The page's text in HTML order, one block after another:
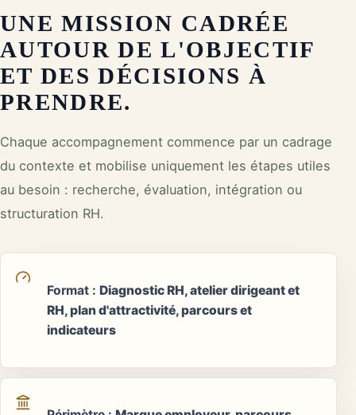
UNE MISSION CADRÉE
AUTOUR DE L'OBJECTIF
ET DES DÉCISIONS À
PRENDRE.
Chaque accompagnement commence par un cadrage
du contexte et mobilise uniquement les étapes utiles
au besoin : recherche, évaluation, intégration ou
structuration RH.
Format : Diagnostic RH, atelier dirigeant et
RH, plan d'attractivité, parcours et
indicateurs